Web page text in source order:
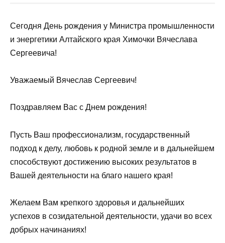
Сегодня День рождения у Министра промышленности
и энергетики Алтайского края Химочки Вячеслава
Сергеевича!
Уважаемый Вячеслав Сергеевич!
Поздравляем Вас с Днем рождения!
Пусть Ваш профессионализм, государственный
подход к делу, любовь к родной земле и в дальнейшем
способствуют достижению высоких результатов в
Вашей деятельности на благо нашего края!
Желаем Вам крепкого здоровья и дальнейших
успехов в созидательной деятельности, удачи во всех
добрых начинаниях!